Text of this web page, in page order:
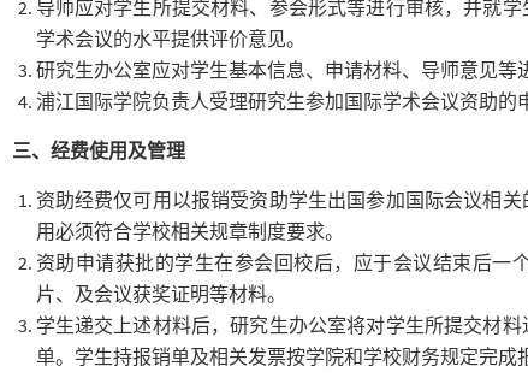
导师应对学生所提交材料、参会形式等进行审核，并就
学术会议的水平提供评价意见。
研究生办公室应对学生基本信息、申请材料、导师意见等
浦江国际学院负责人受理研究生参加国际学术会议资助的
三、经费使用及管理
资助经费仅可用以报销受资助学生出国参加国际会议相
用必须符合学校相关规章制度要求。
资助申请获批的学生在参会回校后，应于会议结束后一
片、及会议获奖证明等材料。
学生递交上述材料后，研究生办公室将对学生所提交材
单。学生持报销单及相关发票按学院和学校财务规定完成